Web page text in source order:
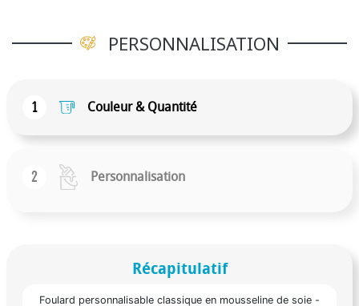
PERSONNALISATION
1 Couleur & Quantité
2 Personnalisation
Récapitulatif
Foulard personnalisable classique en mousseline de soie -